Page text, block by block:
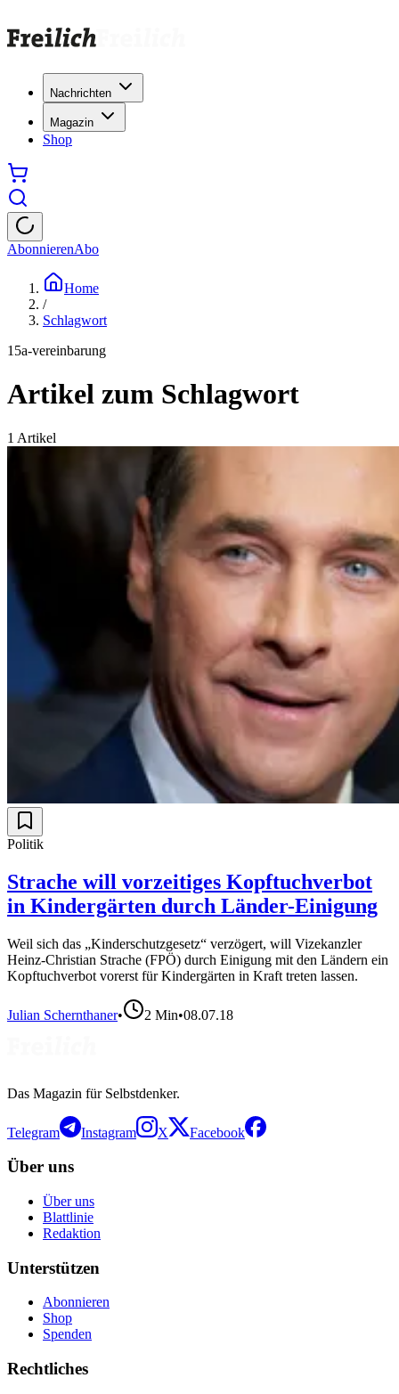
Nachrichten
Magazin
Shop
AbonnierenAbo
Home
/
Schlagwort
15a-vereinbarung
Artikel zum Schlagwort
1 Artikel
Politik
Strache will vorzeitiges Kopftuchverbot
in Kindergärten durch Länder-Einigung
Weil sich das „Kinderschutzgesetz“ verzögert, will Vizekanzler
Heinz-Christian Strache (FPÖ) durch Einigung mit den Ländern ein
Kopftuchverbot vorerst für Kindergärten in Kraft treten lassen.
Julian Schernthaner• 2 Min•08.07.18
Das Magazin für Selbstdenker.
Telegram Instagram X Facebook
Über uns
Über uns
Blattlinie
Redaktion
Unterstützen
Abonnieren
Shop
Spenden
Rechtliches